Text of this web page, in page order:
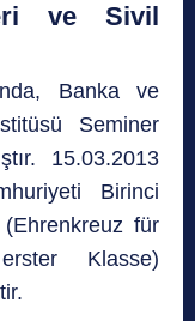
ve Sivil
Banka ve
Seminer
15.03.2013
Birinci
für
Klasse)